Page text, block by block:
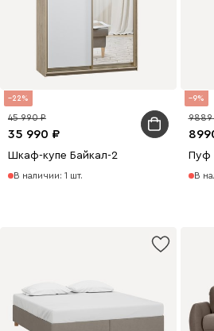
22
35 990
45 990
Шкаф-купе Байкал-2
В наличии: 1 шт.
9
9889
Пуф
В